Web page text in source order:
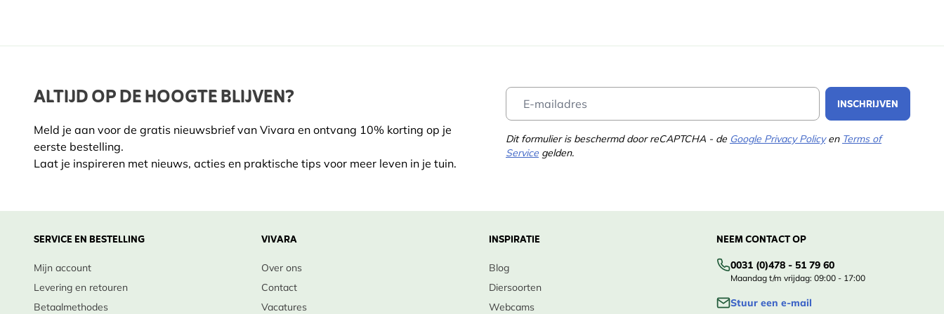
Wanneer te planten: Tussen november en maart, zolang het niet vriest.
Onderhoud: Weinig snoei nodig; indien nodig alleen snoeien in de nazomer of herfst om
'bloeden' van de boom te voorkomen.
Winteroverleving
Levensduur: Meerjarig; groeit snel, maar is korter levend dan bijvoorbeeld een eik of
vandaag!
Bloeimaanden
Plukmaanden Augustus, September
Februari, Maart, April
ALTIJD OP DE HOOGTE BLIJVEN?
Meld je aan voor de gratis nieuwsbrief van Vivara en ontvang 10% korting op je
eerste bestelling.
Laat je inspireren met nieuws, acties en praktische tips voor meer leven in je tuin.
INSCHRIJVEN
Dit formulier is beschermd door reCAPTCHA - de Google Privacy Policyen Terms of
Service gelden.
SERVICE EN BESTELLING
Mijn account
Levering en retouren
Betaalmethodes
VIVARA
Over ons
Contact
Vacatures
INSPIRATIE
Blog
Diersoorten
Webcams
NEEM CONTACT OP
0031 (0)478 - 51 79 60
Maandag t/m vrijdag: 09:00 - 17:00
Stuur een e-mail